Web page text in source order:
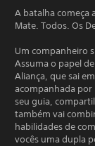
A batalha começa
Mate. Todos. Os
Um companheiro
Assuma o papel
Aliança, que sai
acompanhada por
seu guia,
também vai
habilidades de
vocês uma dupla